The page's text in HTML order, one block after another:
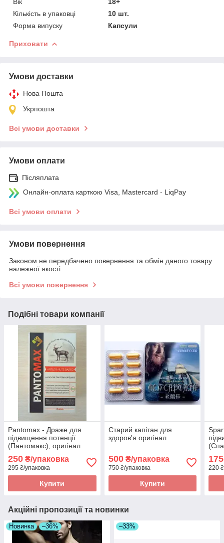
Кількість в упаковці
10 шт.
Форма випуску
Капсули
Приховати
Умови доставки
Нова Пошта
Укрпошта
Всі умови доставки
Умови оплати
Післяплата
Онлайн-оплата карткою Visa, Mastercard - LiqPay
Всі умови оплати
Умови повернення
Законом не передбачено повернення та обмін даного товару
належної якості
Всі умови повернення
Подібні товари компанії
Pantomax - Драже для
підвищення потенції
(Пантомакс), оригінал
250 ₴/упаковка
295 ₴/упаковка
Купити
Старий капітан для
здоров'я оригінал
500₴/упаковка
750 ₴/упаковка
Купити
175
220
Акційні пропозиції та новинки
Новинка –36% –33%